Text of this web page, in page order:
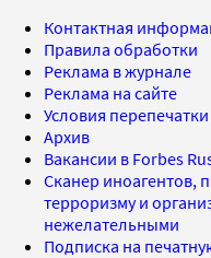
Контактная
Правила обработки
Реклама в журнале
Реклама на сайте
Условия перепечатки
Архив
Вакансии в Forbes
Сканер иноагентов,
терроризму и
нежелательными
Подписка на